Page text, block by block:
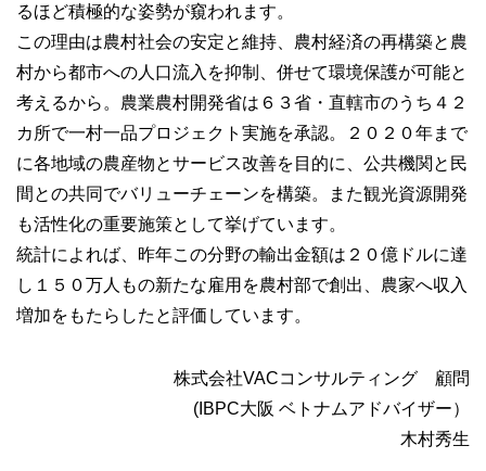
るほど積極的な姿勢が窺われます。
この理由は農村社会の安定と維持、農村経済の再構築と農
村から都市への人口流入を抑制、併せて環境保護が可能と
考えるから。農業農村開発省は６３省・直轄市のうち４２
カ所で一村一品プロジェクト実施を承認。２０２０年まで
に各地域の農産物とサービス改善を目的に、公共機関と民
間との共同でバリューチェーンを構築。また観光資源開発
も活性化の重要施策として挙げています。
統計によれば、昨年この分野の輸出金額は２０億ドルに達
し１５０万人もの新たな雇用を農村部で創出、農家へ収入
増加をもたらしたと評価しています。
株式会社VACコンサルティング 顧問
(IBPC大阪 ベトナムアドバイザー）
木村秀生